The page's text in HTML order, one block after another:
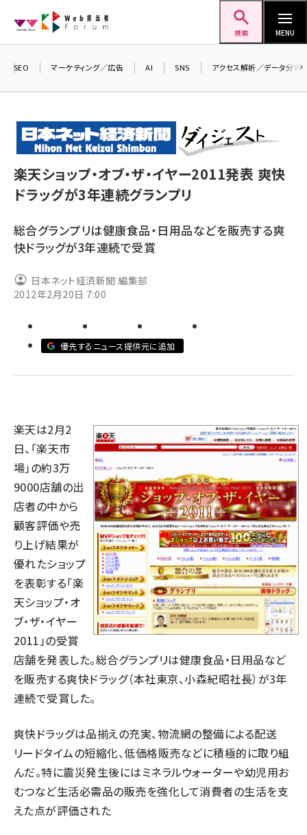
ン
検索 MENU
seo (3536)
ai (2818)
youtube (2444)
note (2320)
セミナー (2313)
z世代 (1629)
llmo (1167)
SEO マーケティング／広告 AI SNS アクセス解析／データ分析
楽天ショップ・オブ・ザ・イヤー2011発表 爽快
ドラッグが3年連続グランプリ
総合グランプリは健康食品・日用品などを販売する爽
快ドラッグが3年連続で受賞
日本ネット経済新聞 編集部
2012年2月20日 7:00
優先するニュース提供元に追加
楽天は2月2
日、「楽天市
場」の約3万
9000店舗の出
店者の中から
顧客評価や売
り上げ結果が
優れたショップ
を表彰する「楽
天ショップ・オ
ブ・ザ・イヤー
2011」の受賞
店舗を発表した。総合グランプリは健康食品・日用品など
を販売する爽快ドラッグ（本社東京、小森紀昭社長）が3年
連続で受賞した。
爽快ドラッグは品揃えの充実、物流網の整備による配送
リードタイムの短縮化、低価格販売などに積極的に取り組
んだ。特に震災発生後にはミネラルウォーターや幼児用お
むつなど生活必需品の販売を強化して消費者の生活を支
えた点が評価された
＼